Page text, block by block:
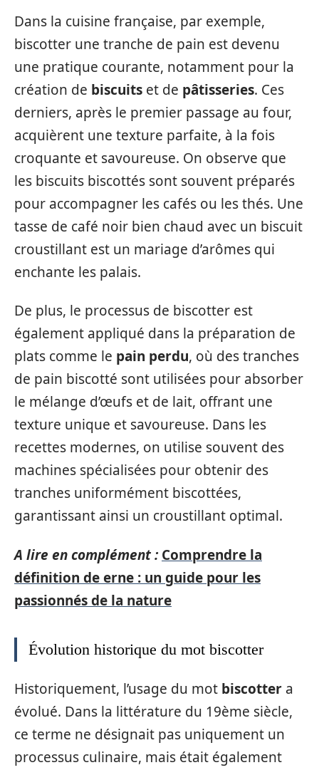
Dans la cuisine française, par exemple,
biscotter une tranche de pain est devenu
une pratique courante, notamment pour la
création de biscuits et de pâtisseries. Ces
derniers, après le premier passage au four,
acquièrent une texture parfaite, à la fois
croquante et savoureuse. On observe que
les biscuits biscottés sont souvent préparés
pour accompagner les cafés ou les thés. Une
tasse de café noir bien chaud avec un biscuit
croustillant est un mariage d’arômes qui
enchante les palais.
De plus, le processus de biscotter est
également appliqué dans la préparation de
plats comme le pain perdu, où des tranches
de pain biscotté sont utilisées pour absorber
le mélange d’œufs et de lait, offrant une
texture unique et savoureuse. Dans les
recettes modernes, on utilise souvent des
machines spécialisées pour obtenir des
tranches uniformément biscottées,
garantissant ainsi un croustillant optimal.
A lire en complément : Comprendre la
définition de erne : un guide pour les
passionnés de la nature
Évolution historique du mot biscotter
Historiquement, l’usage du mot biscotter a
évolué. Dans la littérature du 19ème siècle,
ce terme ne désignait pas uniquement un
processus culinaire, mais était également